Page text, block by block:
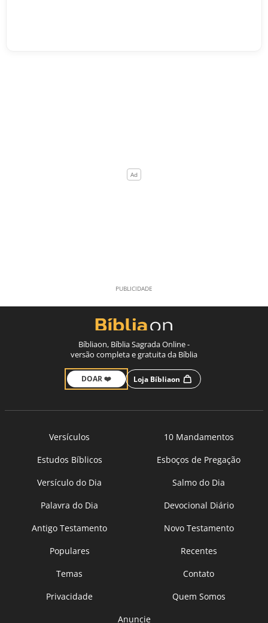
Bíbliaon, Bíblia Sagrada Online -
versão completa e gratuita da Bíblia
DOAR ❤️ Loja Bíbliaon
Versículos
10 Mandamentos
Estudos Bíblicos
Esboços de Pregação
Versículo do Dia
Salmo do Dia
Palavra do Dia
Devocional Diário
Antigo Testamento
Novo Testamento
Populares
Recentes
Temas
Contato
Privacidade
Quem Somos
Anuncie